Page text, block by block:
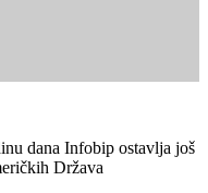
dana Infobip ostavlja još
Država